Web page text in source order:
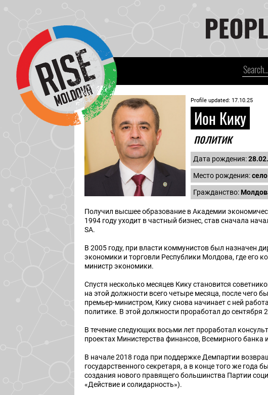
Profile updated: 17.10.25
Ион Кику
политик
Дата рождения:
Место рождения:
Гражданство:
Получил высшее образование в Академии
1994 году уходит в частный бизнес, став сначала
SA.
В 2005 году, при власти коммунистов был назначен
экономики и торговли Республики Молдова, где его
министр экономики.
Спустя несколько месяцев Кику становится
на этой должности всего четыре месяца, после чего
премьер-министром, Кику снова начинает с ней
политике. В этой должности проработал до сентября
В течение следующих восьми лет проработал
проектах Министерства финансов, Всемирного банка
В начале 2018 года при поддержке Демпартии
государственного секретаря, а в конце того же года
создания нового правящего большинства Партии
«Действие и солидарность»).